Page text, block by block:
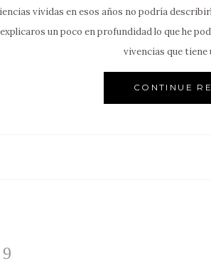
vividas en esos años no podría
un poco en profundidad lo que he
vivencias que tiene
CONTINUE